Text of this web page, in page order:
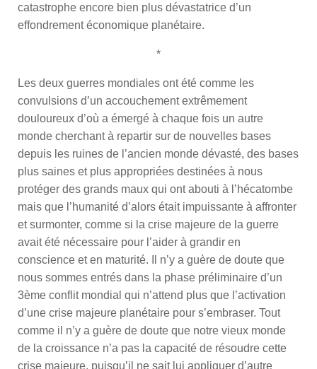
catastrophe encore bien plus dévastatrice d’un
effondrement économique planétaire.
*
Les deux guerres mondiales ont été comme les
convulsions d’un accouchement extrêmement
douloureux d’où a émergé à chaque fois un autre
monde cherchant à repartir sur de nouvelles bases
depuis les ruines de l’ancien monde dévasté, des bases
plus saines et plus appropriées destinées à nous
protéger des grands maux qui ont abouti à l’hécatombe
mais que l’humanité d’alors était impuissante à affronter
et surmonter, comme si la crise majeure de la guerre
avait été nécessaire pour l’aider à grandir en
conscience et en maturité. Il n’y a guère de doute que
nous sommes entrés dans la phase préliminaire d’un
3ème conflit mondial qui n’attend plus que l’activation
d’une crise majeure planétaire pour s’embraser. Tout
comme il n’y a guère de doute que notre vieux monde
de la croissance n’a pas la capacité de résoudre cette
crise majeure, puisqu’il ne sait lui appliquer d’autre